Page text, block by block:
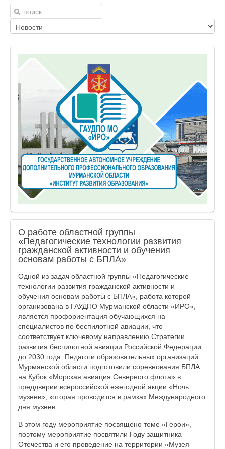
О работе областной группы
«Педагогические технологии развития
гражданской активности и обучения
основам работы с БПЛА»
Одной из задач областной группы «Педагогические
технологии развития гражданской активности и
обучения основам работы с БПЛА», работа которой
организована в ГАУДПО Мурманской области «ИРО»,
является профориентация обучающихся на
специалистов по беспилотной авиации, что
соответствует ключевому направлению Стратегии
развития беспилотной авиации Российской Федерации
до 2030 года. Педагоги образовательных организаций
Мурманской области подготовили соревнования БПЛА
на Кубок «Морская авиация Северного флота» в
преддверии всероссийской ежегодной акции «Ночь
музеев», которая проводится в рамках Международного
дня музеев.
В этом году мероприятие посвящено теме «Герои»,
поэтому мероприятие посвятили Году защитника
Отечества и его проведение на территории «Музея